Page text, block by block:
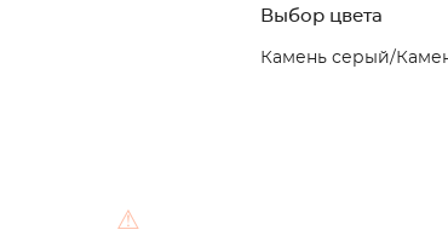
⚠
Выбор цвета
Камень серый/